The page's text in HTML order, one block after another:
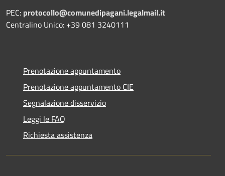
PEC: protocollo@comunedipagani.legalmail.it
Centralino Unico: +39 081 3240111
Prenotazione appuntamento
Prenotazione appuntamento CIE
Segnalazione disservizio
Leggi le FAQ
Richiesta assistenza